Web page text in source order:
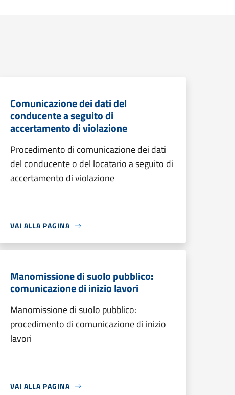
Comunicazione dei dati del
conducente a seguito di
accertamento di violazione
Procedimento di comunicazione dei dati
del conducente o del locatario a seguito di
accertamento di violazione
VAI ALLA PAGINA
Manomissione di suolo pubblico:
comunicazione di inizio lavori
Manomissione di suolo pubblico:
procedimento di comunicazione di inizio
lavori
VAI ALLA PAGINA